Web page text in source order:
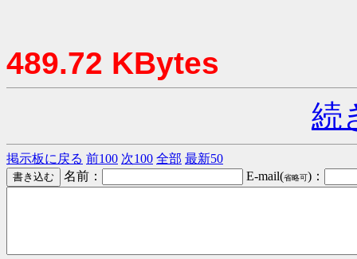
489.72 KBytes
続
掲示板に戻る 前100 次100 全部 最新50
名前：
E-mail(省略可)：